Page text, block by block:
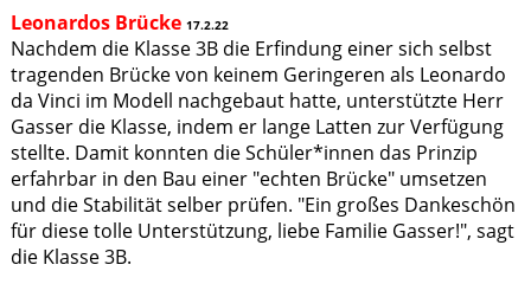
Leonardos Brücke 17.2.22
Nachdem die Klasse 3B die Erfindung einer sich selbst
tragenden Brücke von keinem Geringeren als Leonardo
da Vinci im Modell nachgebaut hatte, unterstützte Herr
Gasser die Klasse, indem er lange Latten zur Verfügung
stellte. Damit konnten die Schüler*innen das Prinzip
erfahrbar in den Bau einer "echten Brücke" umsetzen
und die Stabilität selber prüfen. "Ein großes Dankeschön
für diese tolle Unterstützung, liebe Familie Gasser!", sagt
die Klasse 3B.